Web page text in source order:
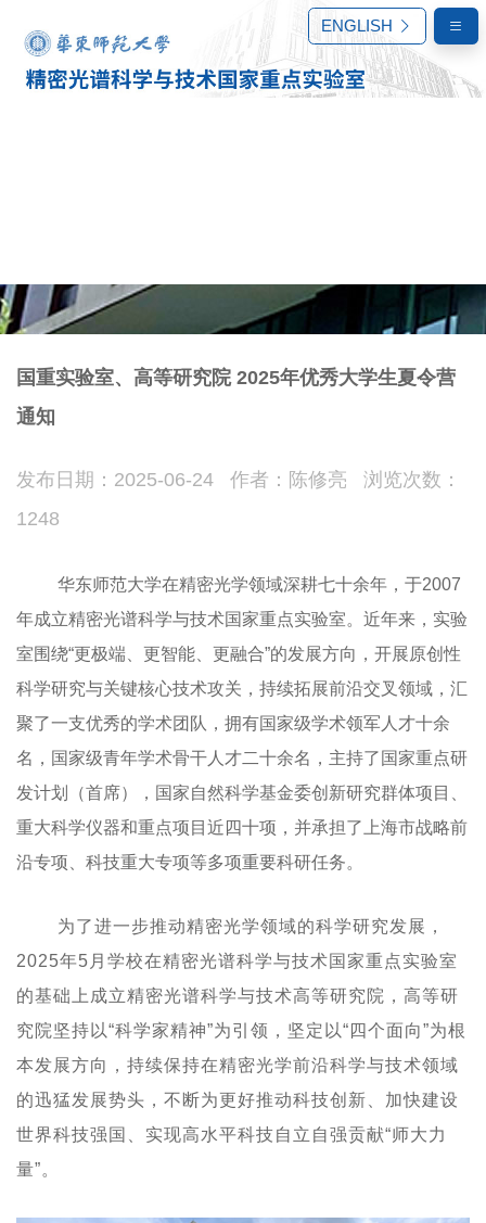
ENGLISH
通知公告
国重实验室、高等研究院 2025年优秀大学生夏令营
通知
发布日期：2025-06-24 作者：陈修亮 浏览次数：
1248
华东师范大学在精密光学领域深耕七十余年，于2007
年成立精密光谱科学与技术国家重点实验室。近年来，实验
室围绕“更极端、更智能、更融合”的发展方向，开展原创性
科学研究与关键核心技术攻关，持续拓展前沿交叉领域，汇
聚了一支优秀的学术团队，拥有国家级学术领军人才十余
名，国家级青年学术骨干人才二十余名，主持了国家重点研
发计划（首席），国家自然科学基金委创新研究群体项目、
重大科学仪器和重点项目近四十项，并承担了上海市战略前
沿专项、科技重大专项等多项重要科研任务。
为了进一步推动精密光学领域的科学研究发展，
2025年5月学校在精密光谱科学与技术国家重点实验室
的基础上成立精密光谱科学与技术高等研究院，高等研
究院坚持以“科学家精神”为引领，坚定以“四个面向”为根
本发展方向，持续保持在精密光学前沿科学与技术领域
的迅猛发展势头，不断为更好推动科技创新、加快建设
世界科技强国、实现高水平科技自立自强贡献“师大力
量”。